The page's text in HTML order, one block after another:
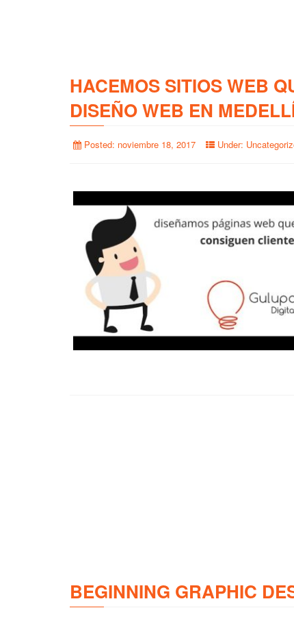
HACEMOS SITIOS WEB
DISEÑO WEB EN
Posted: noviembre 18, 2017 Under:
BEGINNING GRAPHIC